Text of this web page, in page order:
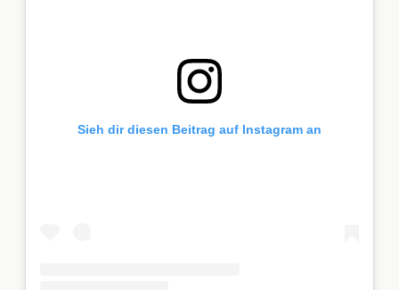
Sieh dir diesen Beitrag auf Instagram an